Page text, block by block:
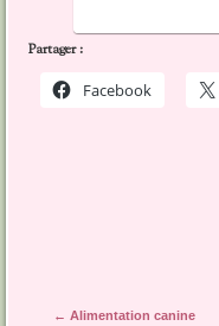
Partager :
Facebook
Navigation des articles
← Alimentation canine